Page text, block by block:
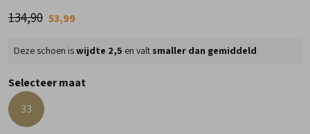
134,90 53,99
Deze schoen iswijdte 2,5 en valt smaller dan gemiddeld
Selecteer maat
33